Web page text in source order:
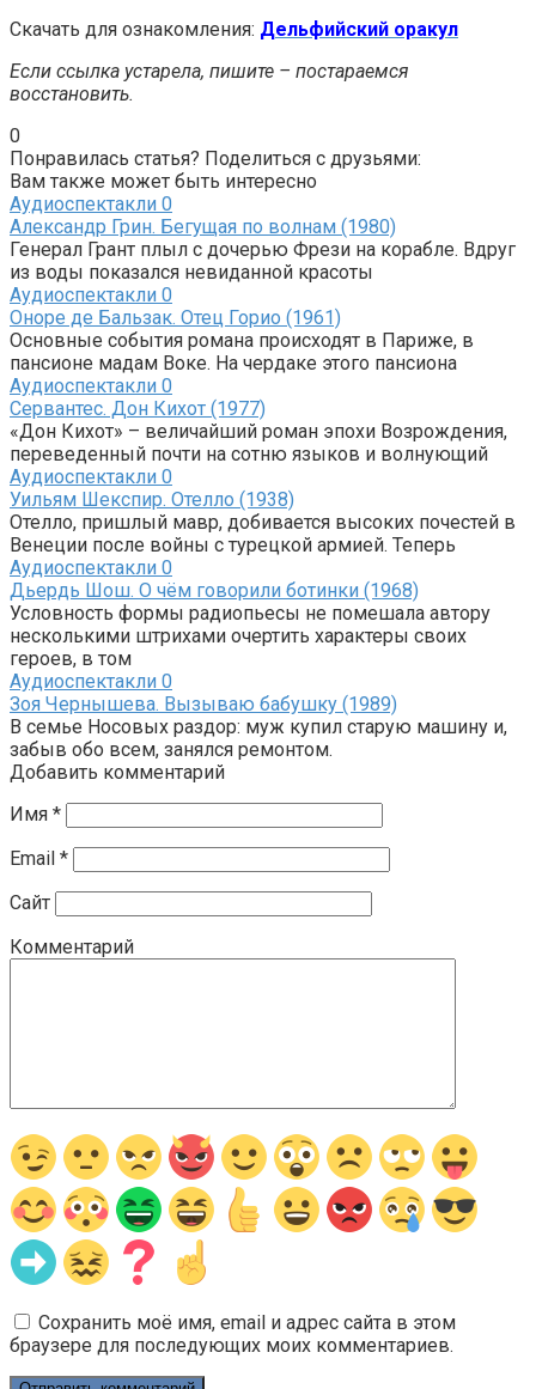
Скачать для ознакомления: Дельфийский оракул
Если ссылка устарела, пишите – постараемся
восстановить.
0
Понравилась статья? Поделиться с друзьями:
Вам также может быть интересно
Аудиоспектакли 0
Александр Грин. Бегущая по волнам (1980)
Генерал Грант плыл с дочерью Фрези на корабле. Вдруг
из воды показался невиданной красоты
Аудиоспектакли 0
Оноре де Бальзак. Отец Горио (1961)
Основные события романа происходят в Париже, в
пансионе мадам Воке. На чердаке этого пансиона
Аудиоспектакли 0
Сервантес. Дон Кихот (1977)
«Дон Кихот» – величайший роман эпохи Возрождения,
переведенный почти на сотню языков и волнующий
Аудиоспектакли 0
Уильям Шекспир. Отелло (1938)
Отелло, пришлый мавр, добивается высоких почестей в
Венеции после войны с турецкой армией. Теперь
Аудиоспектакли 0
Дьердь Шош. О чём говорили ботинки (1968)
Условность формы радиопьесы не помешала автору
несколькими штрихами очертить характеры своих
героев, в том
Аудиоспектакли 0
Зоя Чернышева. Вызываю бабушку (1989)
В семье Носовых раздор: муж купил старую машину и,
забыв обо всем, занялся ремонтом.
Добавить комментарий
Имя *
Email *
Сайт
Комментарий
Сохранить моё имя, email и адрес сайта в этом
браузере для последующих моих комментариев.